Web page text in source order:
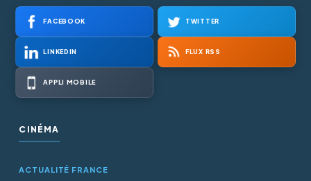
FACEBOOK TWITTER
LINKEDIN FLUX RSS
APPLI MOBILE
CINÉMA
ACTUALITÉ FRANCE